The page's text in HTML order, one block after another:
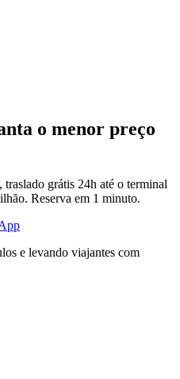
o menor preço
grátis 24h até o terminal
Reserva em 1 minuto.
e levando viajantes com